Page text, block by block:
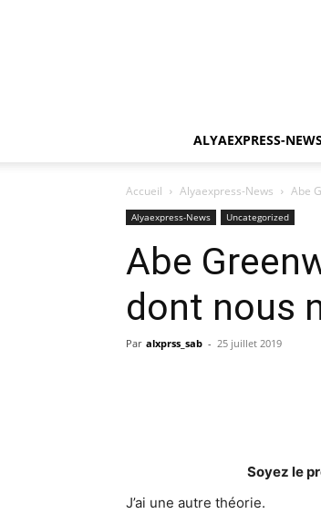
ALYAEXPRESS-NEWS
Accueil Alyaexpress-News Abe
Alyaexpress-News Uncategorized
Abe
dont nous
Par alxprss_sab - 25 juillet 2019
Soyez le
J’ai une autre théorie.